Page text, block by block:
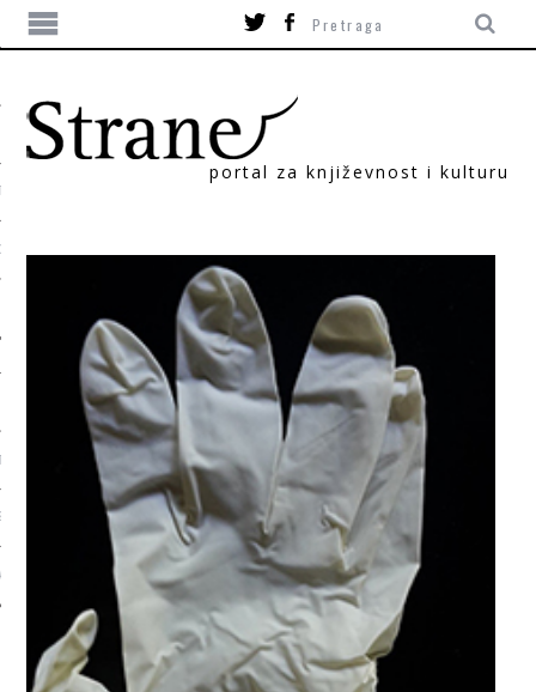
portal za književnost i kulturu